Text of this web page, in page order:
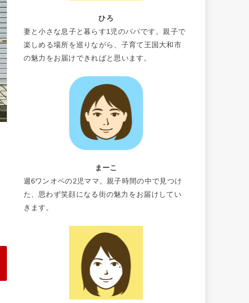
ひろ
妻と小さな息子と暮らす1児のパパです。親子で
楽しめる場所を巡りながら、子育て王国大和市
の魅力をお届けできればと思います。
まーこ
週6ワンオペの2児ママ。親子時間の中で見つけ
た、思わず笑顔になる街の魅力をお届けしてい
きます。